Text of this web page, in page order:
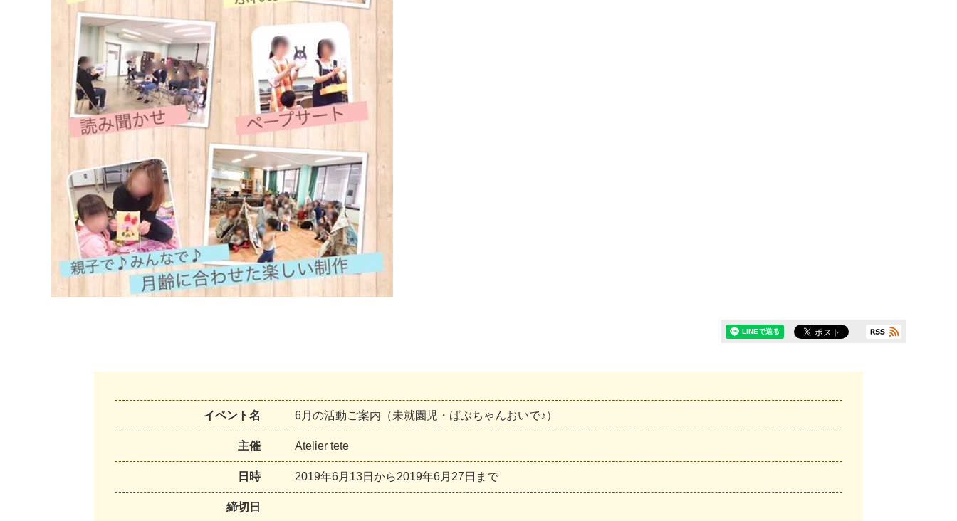
イベント名 6月の活動ご案内（未就園児・ばぶちゃんおいで♪）
主催 Ate ier tete
日時 2019年6月 13日 から2019年6月 27 日 ま で
締切日